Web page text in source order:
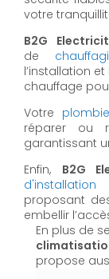
votre
B2G
de
l’installation
chauffage
Votre
réparer ou
garantissant
Enfin, B2G
proposant
embellir
En plus de
propose